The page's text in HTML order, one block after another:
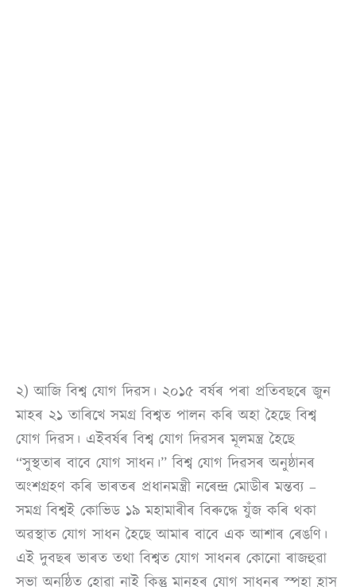
২) আজি বিশ্ব যোগ দিৱস। ২০১৫ বৰ্ষৰ পৰা প্ৰতিবছৰে জুন
মাহৰ ২১ তাৰিখে সমগ্ৰ বিশ্বত পালন কৰি অহা হৈছে বিশ্ব
যোগ দিৱস। এইবৰ্ষৰ বিশ্ব যোগ দিৱসৰ মূলমন্ত্ৰ হৈছে
“সুস্থতাৰ বাবে যোগ সাধন।” বিশ্ব যোগ দিৱসৰ অনুষ্ঠানৰ
অংশগ্ৰহণ কৰি ভাৰতৰ প্ৰধানমন্ত্ৰী নৰেন্দ্ৰ মোডীৰ মন্তব্য –
সমগ্ৰ বিশ্বই কোভিড ১৯ মহামাৰীৰ বিৰুদ্ধে যুঁজ কৰি থকা
অৱস্থাত যোগ সাধন হৈছে আমাৰ বাবে এক আশাৰ ৰেঙণি।
এই দুবছৰ ভাৰত তথা বিশ্বত যোগ সাধনৰ কোনো ৰাজহুৱা
সভা অনুষ্ঠিত হোৱা নাই কিন্তু মানুহৰ যোগ সাধনৰ স্পৃহা হ্ৰাস